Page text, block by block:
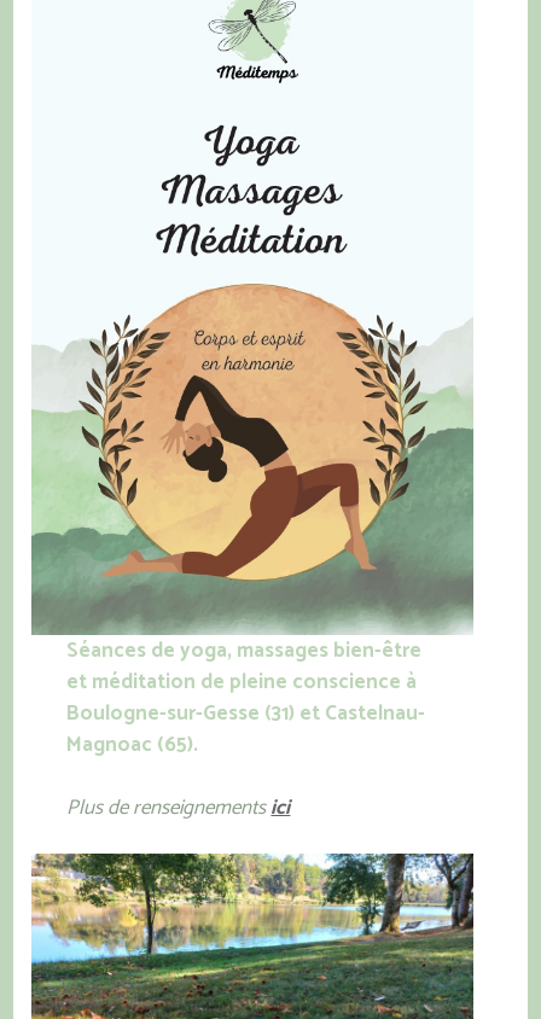
Séances de yoga, massages bien-être
et méditation de pleine conscience à
Boulogne-sur-Gesse (31) et Castelnau-
Magnoac (65).
Plus de renseignementsici